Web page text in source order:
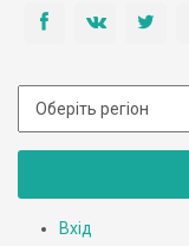
Вхід